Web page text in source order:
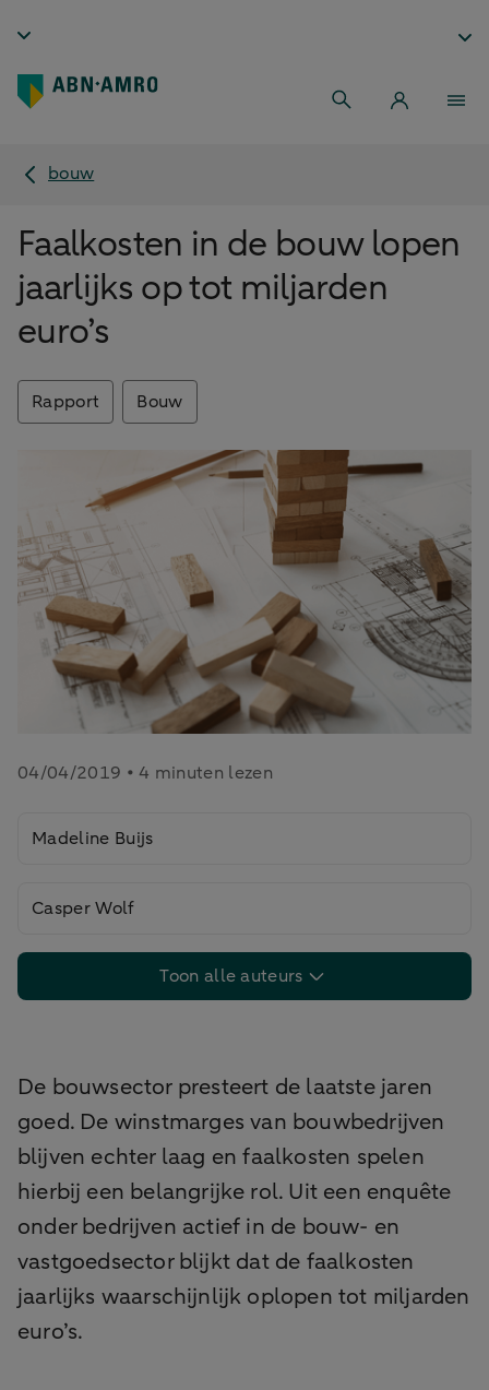
bouw
Faalkosten in de bouw lopen
jaarlijks op tot miljarden
euro’s
Rapport Bouw
04/04/2019 • 4 minuten lezen
Madeline Buijs
Casper Wolf
Toon alle auteurs
De bouwsector presteert de laatste jaren
goed. De winstmarges van bouwbedrijven
blijven echter laag en faalkosten spelen
hierbij een belangrijke rol. Uit een enquête
onder bedrijven actief in de bouw- en
vastgoedsector blijkt dat de faalkosten
jaarlijks waarschijnlijk oplopen tot miljarden
euro’s.